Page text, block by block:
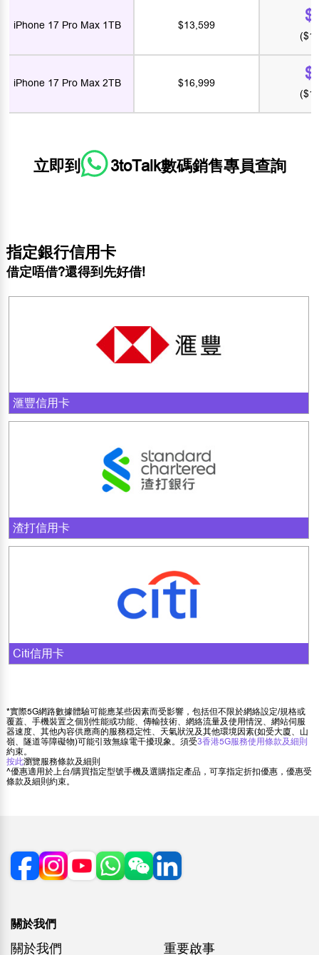
iPhone 17 Pro Max 1TB $13,599
iPhone 17 Pro Max 2TB $16,999
立即到 3toTalk數碼銷售專員查詢
指定銀行信用卡
借定唔借?還得到先好借!
滙豐信用卡
渣打信用卡
Citi信用卡
*實際5G網路數據體驗可能應某些因素而受影響，包括但不限於網絡設定/規格或
覆蓋、手機裝置之個別性能或功能、傳輸技術、網絡流量及使用情況、網站伺服
器速度、其他內容供應商的服務穏定性、天氣狀況及其他環境因素(如受大廈、山
嶺、隧道等障礙物)可能引致無線電干擾現象。須受3香港5G服務使用條款及細則
約束。
按此瀏覽服務條款及細則
^優惠適用於上台/購買指定型號手機及選購指定產品，可享指定折扣優惠，優惠受
條款及細則約束。
關於我們
關於我們
重要啟事